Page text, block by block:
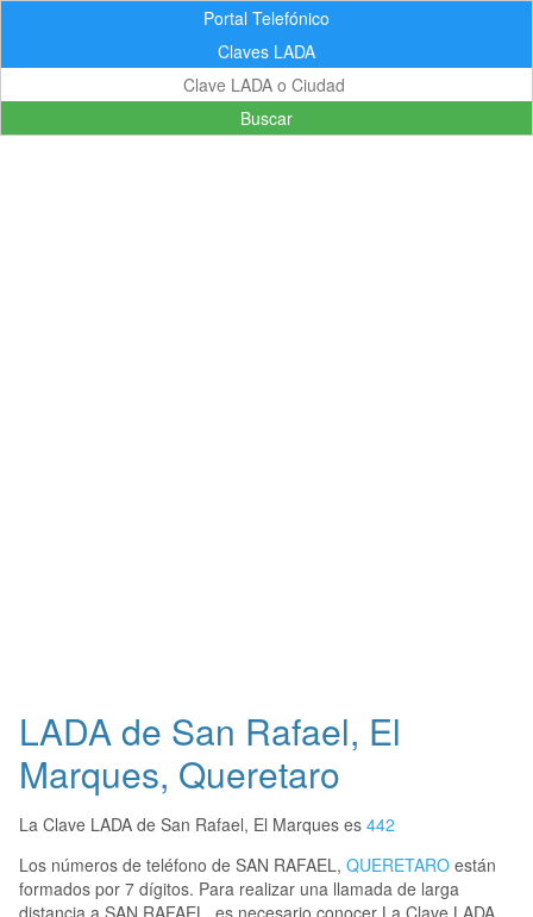
Portal Telefónico
Claves LADA
Buscar
LADA de San Rafael, El
Marques, Queretaro
La Clave LADA de San Rafael, El Marques es 442
Los números de teléfono de SAN RAFAEL, QUERETARO están
formados por 7 dígitos. Para realizar una llamada de larga